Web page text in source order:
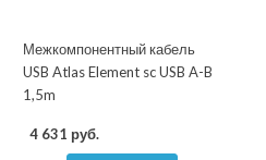
Межкомпонентный кабель
USB Atlas Element sc USB A-B
1,5m
4 631 руб.